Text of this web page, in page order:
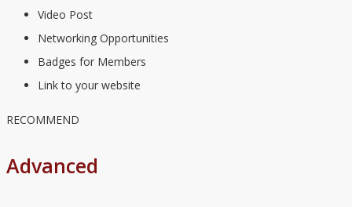
Video Post
Networking Opportunities
Badges for Members
Link to your website
RECOMMEND
Advanced